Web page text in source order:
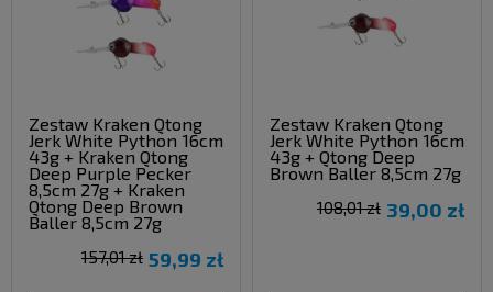
Zestaw Kraken Qtong
Jerk White Python 16cm
43g + Kraken Qtong
Deep Purple Pecker
8,5cm 27g + Kraken
Qtong Deep Brown
Baller 8,5cm 27g
59,99 zł
157,01 zł
Zestaw Kraken Qtong
Jerk White Python 16cm
43g + Qtong Deep
Brown Baller 8,5cm 27g
39,00 zł
108,01 zł